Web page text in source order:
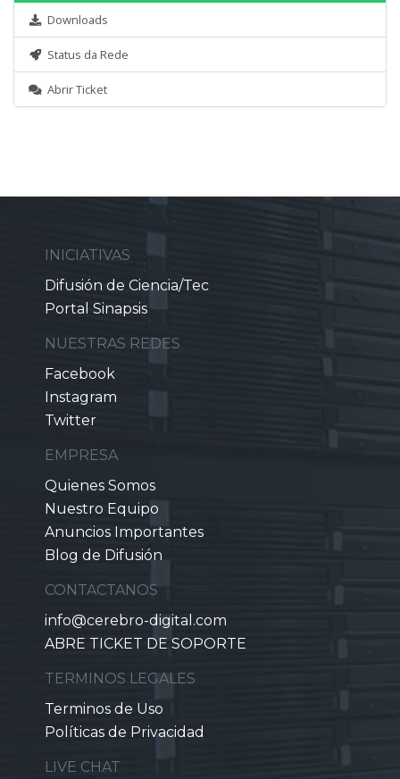
Downloads
Status da Rede
Abrir Ticket
INICIATIVAS
Difusión de Ciencia/Tec
Portal Sinapsis
NUESTRAS REDES
Facebook
Instagram
Twitter
EMPRESA
Quienes Somos
Nuestro Equipo
Anuncios Importantes
Blog de Difusión
CONTACTANOS
info@cerebro-digital.com
ABRE TICKET DE SOPORTE
TERMINOS LEGALES
Terminos de Uso
Políticas de Privacidad
LIVE CHAT